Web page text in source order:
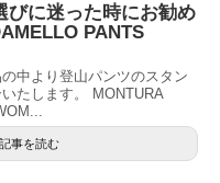
びに迷った時にお勧め
PANTS
中より登山パンツのスタン
たします。 MONTURA
記事を読む